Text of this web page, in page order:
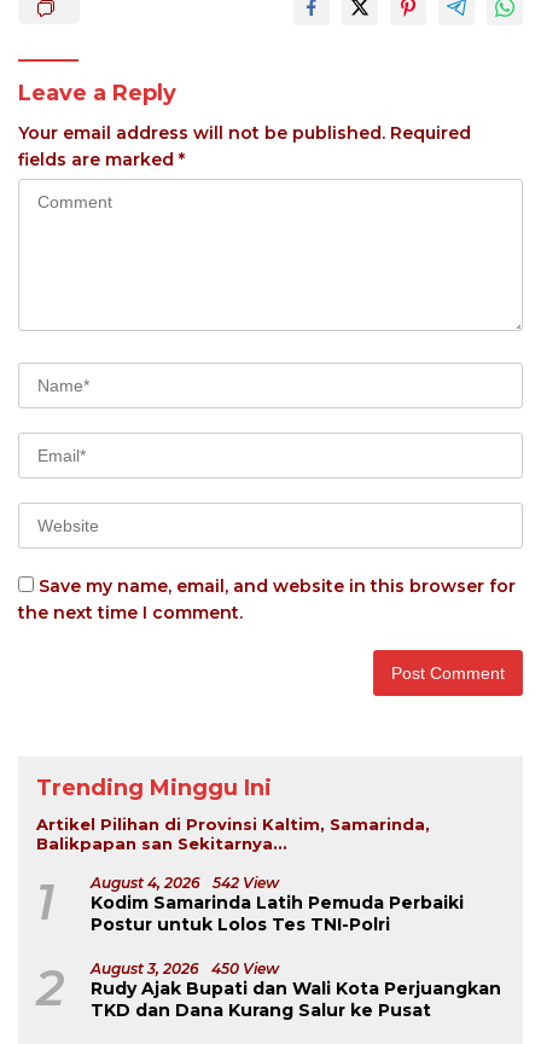
Leave a Reply
Your email address will not be published. Required
fields are marked *
Save my name, email, and website in this browser for
the next time I comment.
Trending Minggu Ini
Artikel Pilihan di Provinsi Kaltim, Samarinda,
Balikpapan san Sekitarnya...
1 August 4, 2026 542 View
Kodim Samarinda Latih Pemuda Perbaiki
Postur untuk Lolos Tes TNI-Polri
2 August 3, 2026 450 View
Rudy Ajak Bupati dan Wali Kota Perjuangkan
TKD dan Dana Kurang Salur ke Pusat